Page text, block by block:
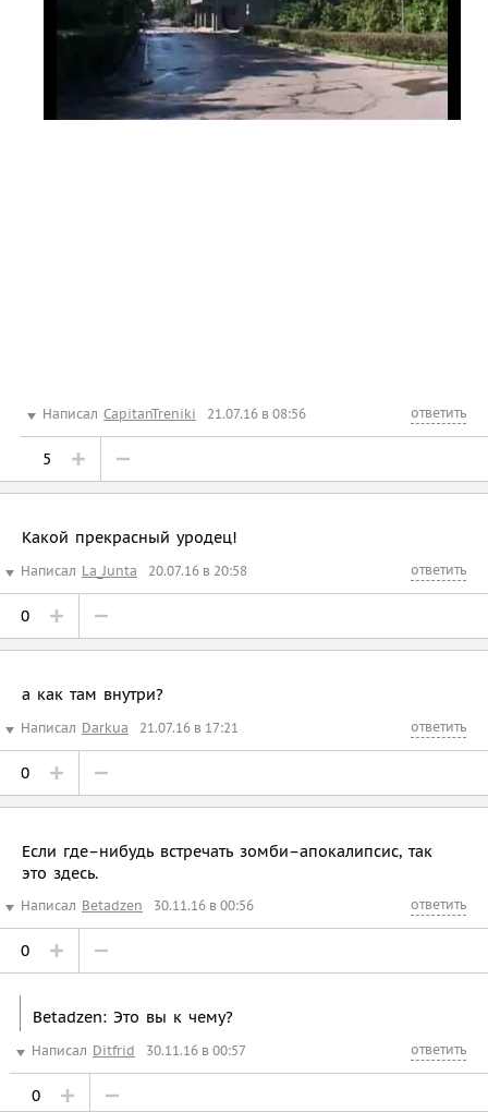
Написал CapitanTreniki 21.07.16 в 08:56 ответить
5
Какой прекрасный уродец!
Написал La_Junta 20.07.16 в 20:58 ответить
0
а как там внутри?
Написал Darkua 21.07.16 в 17:21 ответить
0
Если где–нибудь встречать зомби–апокалипсис, так
это здесь.
Написал Betadzen 30.11.16 в 00:56 ответить
0
Betadzen: Это вы к чему?
Написал Ditfrid 30.11.16 в 00:57 ответить
0